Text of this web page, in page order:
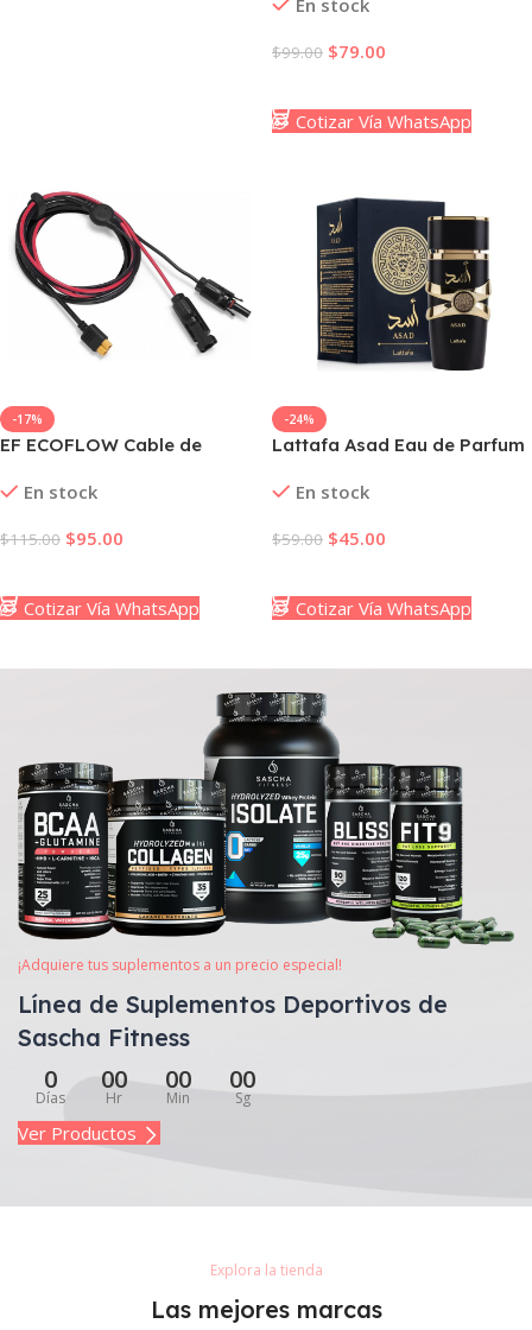
Audio Espacial 3D para Xbox
$99.00 $79.00
Cotizar Vía WhatsApp
-17%
EF ECOFLOW Cable de
Solar a Adaptador XT60i (8
En stock
$115.00 $95.00
Cotizar Vía WhatsApp
-24%
Lattafa Asad Eau de Parfum
Oriental Intensa y
En stock
$59.00 $45.00
Cotizar Vía WhatsApp
¡Adquiere tus suplementos a un precio especial!
Línea de Suplementos Deportivos de
Sascha Fitness
0
Días
00
Hr
00
Min
00
Sg
Ver Productos
Explora la tienda
Las mejores marcas